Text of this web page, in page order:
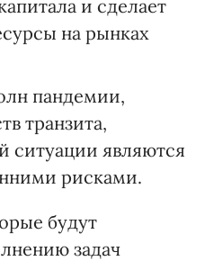
и сделает
на рынках
пандемии,
транзита,
ситуации являются
рисками.
будут
задач